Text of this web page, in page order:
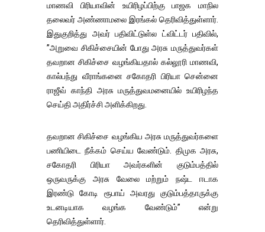
மாணவி பிரியாவின் உயிரிழப்பிற்கு பாஜக மாநில
தலைவர் அண்ணாமலை இரங்கல் தெரிவித்துள்ளார்.
இதுகுறித்து அவர் பதிவிட்டுள்ல ட்விட்டர் பதிவில்,
”அறுவை சிகிச்சையின் போது அரசு மருத்துவர்கள்
தவறான சிகிச்சை வழங்கியதால் கல்லூரி மாணவி,
கால்பந்து வீராங்கனை சகோதரி பிரியா சென்னை
ராஜீவ் காந்தி அரசு மருத்துவமனையில் உயிரிழந்த
செய்தி அதிர்ச்சி அளிக்கிறது.
தவறான சிகிச்சை வழங்கிய அரசு மருத்துவர்களை
பணியிடை நீக்கம் செய்ய வேண்டும். திமுக அரசு,
சகோதரி பிரியா அவர்களின் குடும்பத்தில்
ஒருவருக்கு அரசு வேலை மற்றும் நஷ்ட ஈடாக
இரண்டு கோடி ரூபாய் அவரது குடும்பத்தாருக்கு
உடனடியாக வழங்க வேண்டும்” என்று
தெரிவித்துள்ளார்.